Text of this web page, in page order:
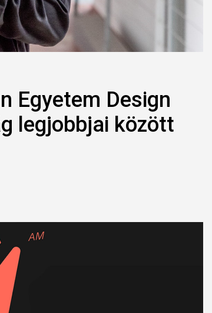
Egyetem Design
legjobbjai között